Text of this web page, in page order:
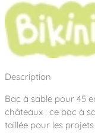
Nos
À propos
Notre
Nos
Notre
Tous nos
Jeux
Sport &
Agrès
Mobilier &
Description
Bac à sable pour 45
châteaux : ce bac à
taillée pour les